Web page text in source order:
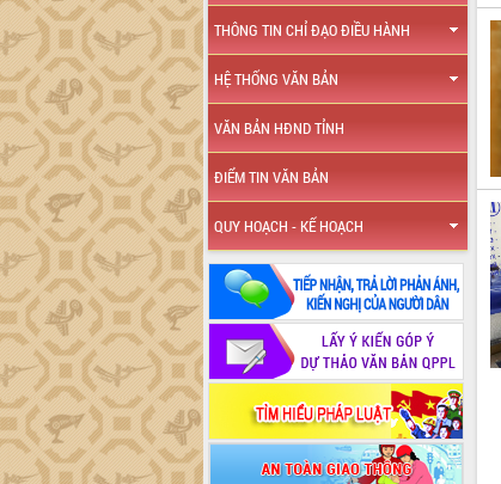
THÔNG TIN CHỈ ĐẠO ĐIỀU HÀNH
HỆ THỐNG VĂN BẢN
VĂN BẢN HĐND TỈNH
ĐIỂM TIN VĂN BẢN
QUY HOẠCH - KẾ HOẠCH